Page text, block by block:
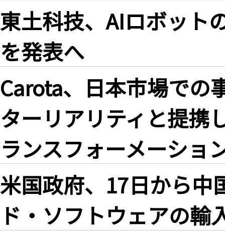
東土科技、AIロボット
を発表へ
Carota、日本市場での
ターリアリティと提携
ランスフォーメーショ
米国政府、17日から中
ド・ソフトウェアの輸